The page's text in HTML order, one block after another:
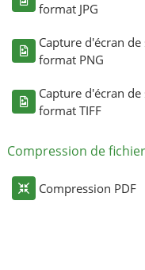
format JPG
Capture d'écran
format PNG
Capture d'écran
format TIFF
Compression de
Compression PDF